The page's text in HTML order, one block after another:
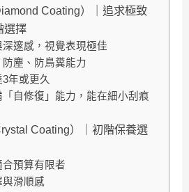
Coating）｜追求極致
選擇
邃感，視覺表現極佳
塵、防鳥糞能力
年或更久
自修復」能力，能在細小刮痕
Coating）｜初階保養選
預算有限者
滑順感